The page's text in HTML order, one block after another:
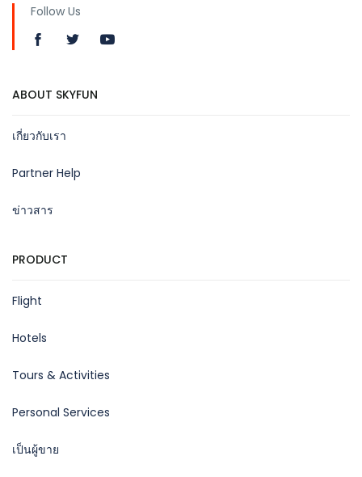
Follow Us
ABOUT SKYFUN
เกี่ยวกับเรา
Partner Help
ข่าวสาร
PRODUCT
Flight
Hotels
Tours & Activities
Personal Services
เป็นผู้ขาย